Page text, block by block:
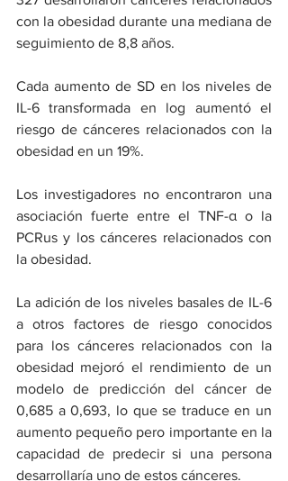
con la obesidad durante una mediana de
seguimiento de 8,8 años.
Cada aumento de SD en los niveles de
IL-6 transformada en log aumentó el
riesgo de cánceres relacionados con la
obesidad en un 19%.
Los investigadores no encontraron una
asociación fuerte entre el TNF-α o la
PCRus y los cánceres relacionados con
la obesidad.
La adición de los niveles basales de IL-6
a otros factores de riesgo conocidos
para los cánceres relacionados con la
obesidad mejoró el rendimiento de un
modelo de predicción del cáncer de
0,685 a 0,693, lo que se traduce en un
aumento pequeño pero importante en la
capacidad de predecir si una persona
desarrollaría uno de estos cánceres.